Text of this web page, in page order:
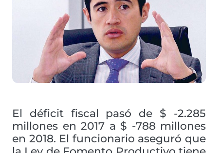
El déficit fiscal pasó de $ -2.285
millones en 2017 a $ -788 millones
en 2018. El funcionario aseguró que